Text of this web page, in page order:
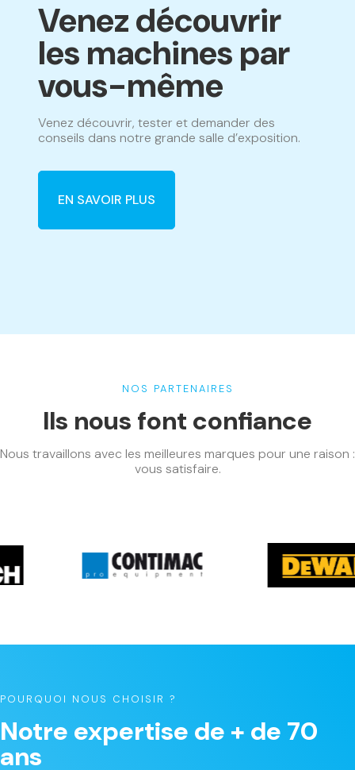
Venez découvrir
les machines par
vous-même
Venez découvrir, tester et demander des
conseils dans notre grande salle d’exposition.
EN SAVOIR PLUS
NOS PARTENAIRES
Ils nous font confiance
Nous travaillons avec les meilleures marques pour une raison :
vous satisfaire.
POURQUOI NOUS CHOISIR ?
Notre expertise de + de 70
ans